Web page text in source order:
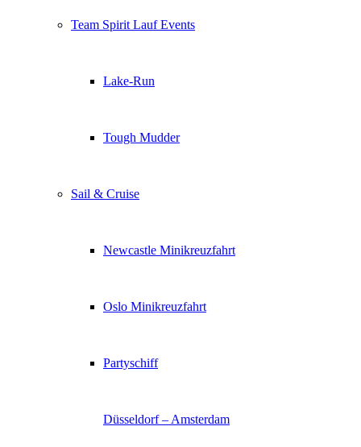
Team Spirit Lauf Events
Lake-Run
Tough Mudder
Sail & Cruise
Newcastle Minikreuzfahrt
Oslo Minikreuzfahrt
Partyschiff
Düsseldorf – Amsterdam